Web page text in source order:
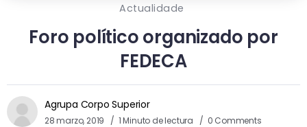
Actualidade
Foro político organizado por
FEDECA
Agrupa Corpo Superior
28 marzo, 2019 1 Minuto de lectura 0 Comments